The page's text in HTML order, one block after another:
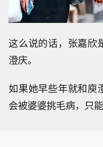
这么说的话，张嘉欣
澄庆。
如果她早些年就和庾
会被婆婆挑毛病，只